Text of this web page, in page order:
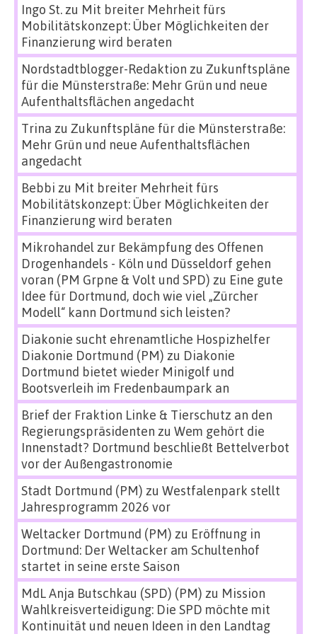
Ingo St.zu Mit breiter Mehrheit fürs
Mobilitätskonzept: Über Möglichkeiten der
Finanzierung wird beraten
Nordstadtblogger-Redaktion zu Zukunftspläne
für die Münsterstraße: Mehr Grün und neue
Aufenthaltsflächen angedacht
Trina zu Zukunftspläne für die Münsterstraße:
Mehr Grün und neue Aufenthaltsflächen
angedacht
Bebbi zu Mit breiter Mehrheit fürs
Mobilitätskonzept: Über Möglichkeiten der
Finanzierung wird beraten
Mikrohandel zur Bekämpfung des Offenen
Drogenhandels - Köln und Düsseldorf gehen
voran (PM Grpne & Volt und SPD) zu Eine gute
Idee für Dortmund, doch wie viel „Zürcher
Modell“ kann Dortmund sich leisten?
Diakonie sucht ehrenamtliche Hospizhelfer
Diakonie Dortmund (PM) zu Diakonie
Dortmund bietet wieder Minigolf und
Bootsverleih im Fredenbaumpark an
Brief der Fraktion Linke & Tierschutz an den
Regierungspräsidenten zu Wem gehört die
Innenstadt? Dortmund beschließt Bettelverbot
vor der Außengastronomie
Stadt Dortmund (PM) zu Westfalenpark stellt
Jahresprogramm 2026 vor
Weltacker Dortmund (PM) zu Eröffnung in
Dortmund: Der Weltacker am Schultenhof
startet in seine erste Saison
MdL Anja Butschkau (SPD) (PM) zu Mission
Wahlkreisverteidigung: Die SPD möchte mit
Kontinuität und neuen Ideen in den Landtag